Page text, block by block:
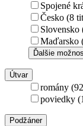
Spojené
Česko (8
Maďarsko
Ďalšie
Útvar
romány
poviedky
Podžáner